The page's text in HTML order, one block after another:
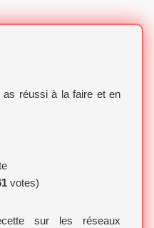
as réussi à la faire et en
votes)
sur les réseaux